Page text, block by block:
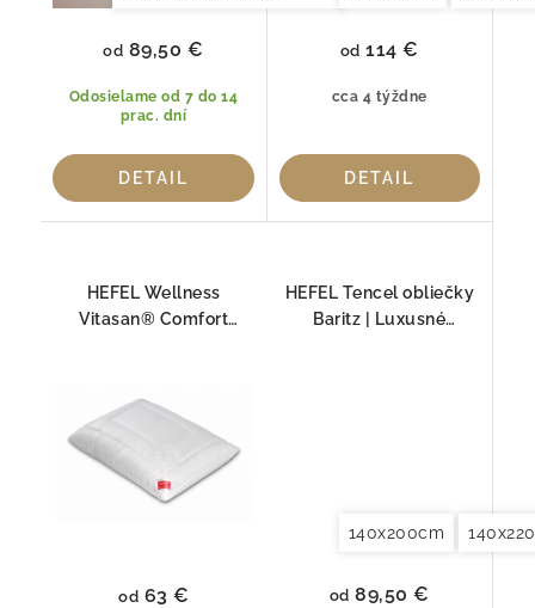
Odosielame od 7 do 14
prac. dní
od 89,50 €
DETAIL
cca 4 týždne
od 114 €
DETAIL
HEFEL Wellness
Vitasan® Comfort
s Aloe Vera
od 63 €
HEFEL Tencel obliečky
Baritz | Luxusné
140x200cm
od 89,50 €